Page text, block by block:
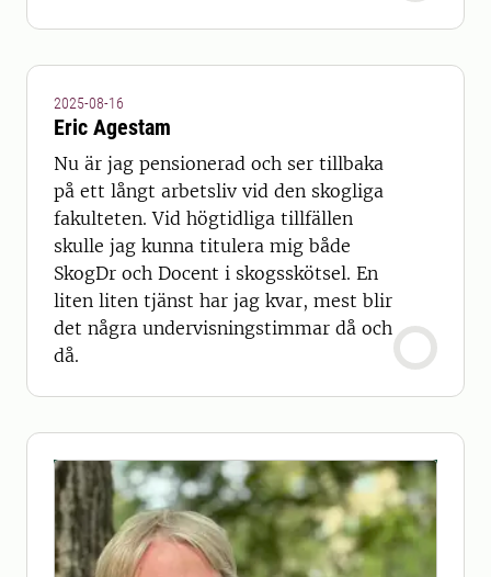
2025-08-16
Eric Agestam
Nu är jag pensionerad och ser tillbaka
på ett långt arbetsliv vid den skogliga
fakulteten. Vid högtidliga tillfällen
skulle jag kunna titulera mig både
SkogDr och Docent i skogsskötsel. En
liten liten tjänst har jag kvar, mest blir
det några undervisningstimmar då och
då.